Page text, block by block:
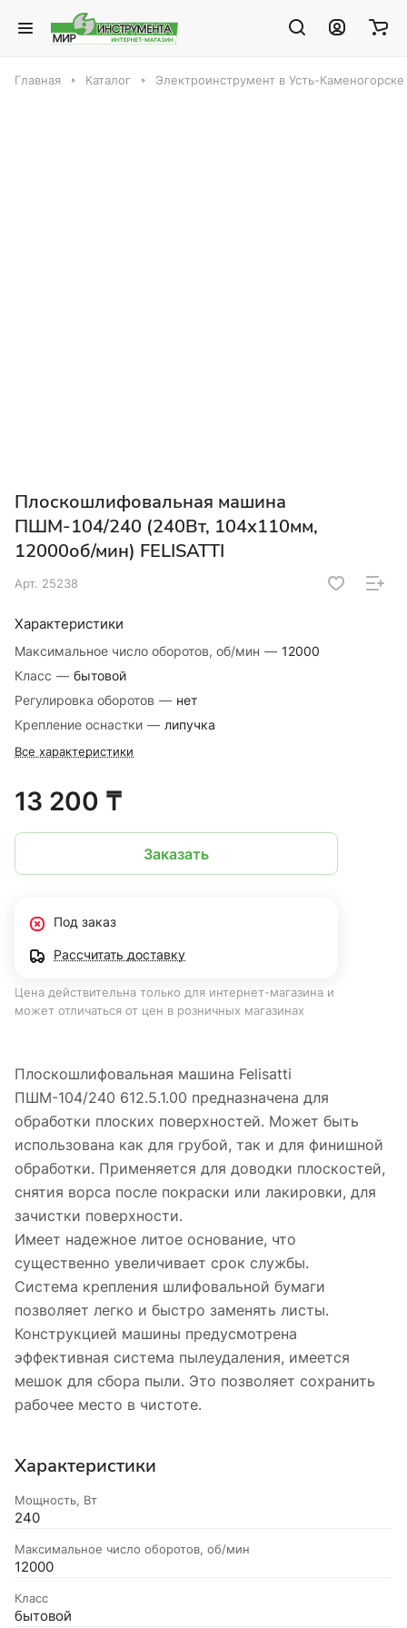
Главная Каталог Электроинструмент в Усть-Каменогорске
Плоскошлифовальная машина
ПШМ-104/240 (240Вт, 104х110мм,
12000об/мин) FELISATTI
Арт. 25238
Характеристики
Максимальное число оборотов, об/мин — 12000
Класс — бытовой
Регулировка оборотов — нет
Крепление оснастки — липучка
Все характеристики
13 200 ₸
Заказать
Под заказ
Рассчитать доставку
Цена действительна только для интернет-магазина и
может отличаться от цен в розничных магазинах
Плоскошлифовальная машина Felisatti
ПШМ-104/240 612.5.1.00 предназначена для
обработки плоских поверхностей. Может быть
использована как для грубой, так и для финишной
обработки. Применяется для доводки плоскостей,
снятия ворса после покраски или лакировки, для
зачистки поверхности.
Имеет надежное литое основание, что
существенно увеличивает срок службы.
Система крепления шлифовальной бумаги
позволяет легко и быстро заменять листы.
Конструкцией машины предусмотрена
эффективная система пылеудаления, имеется
мешок для сбора пыли. Это позволяет сохранить
рабочее место в чистоте.
Характеристики
Мощность, Вт
240
Максимальное число оборотов, об/мин
12000
Класс
бытовой